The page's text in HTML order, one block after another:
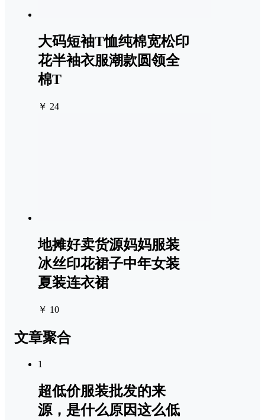
大码短袖T恤纯棉宽松印
花半袖衣服潮款圆领全
棉T
￥ 24
地摊好卖货源妈妈服装
冰丝印花裙子中年女装
夏装连衣裙
￥ 10
文章聚合
1
超低价服装批发的来
源，是什么原因这么低